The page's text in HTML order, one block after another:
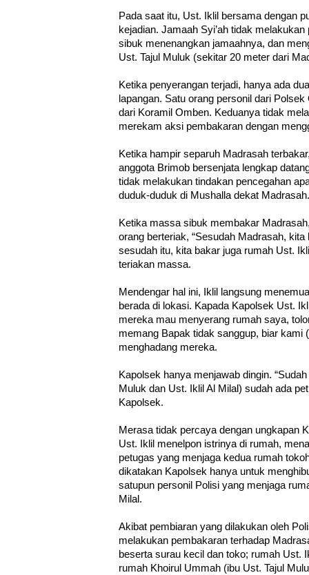
Pada saat itu, Ust. Iklil bersama dengan
kejadian. Jamaah Syi’ah tidak
sibuk menenangkan jamaahnya, dan
Ust. Tajul Muluk (sekitar 20 meter dari
Ketika penyerangan terjadi, hanya ada
lapangan. Satu orang personil dari
dari Koramil Omben. Keduanya tidak
merekam aksi pembakaran dengan
Ketika hampir separuh Madrasah
anggota Brimob bersenjata lengkap
tidak melakukan tindakan pencegahan
duduk-duduk di Mushalla dekat
Ketika massa sibuk membakar
orang berteriak, “Sesudah Madrasah,
sesudah itu, kita bakar juga rumah Ust.
teriakan massa.
Mendengar hal ini, Iklil langsung
berada di lokasi. Kapada Kapolsek Ust.
mereka mau menyerang rumah saya,
memang Bapak tidak sanggup, biar kami
menghadang mereka.
Kapolsek hanya menjawab dingin.
Muluk dan Ust. Iklil Al Milal) sudah ada
Kapolsek.
Merasa tidak percaya dengan ungkapan
Ust. Iklil menelpon istrinya di rumah,
petugas yang menjaga kedua rumah
dikatakan Kapolsek hanya untuk
satupun personil Polisi yang menjaga
Milal.
Akibat pembiaran yang dilakukan oleh
melakukan pembakaran terhadap
beserta surau kecil dan toko; rumah Ust.
rumah Khoirul Ummah (ibu Ust. Tajul